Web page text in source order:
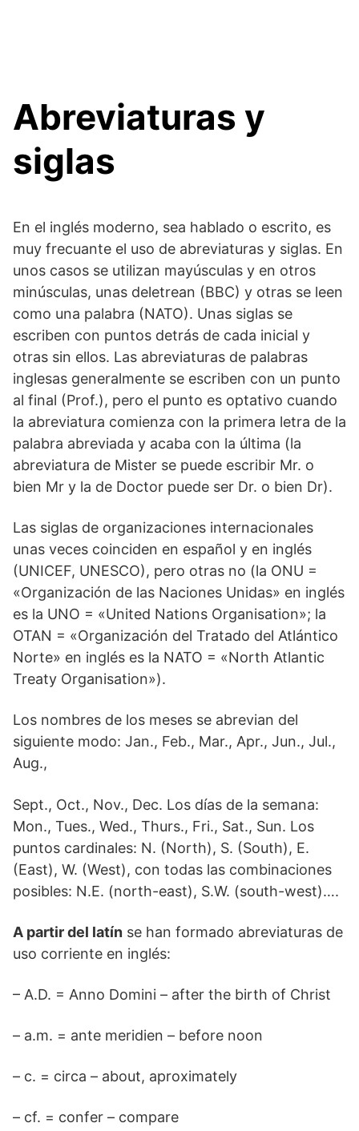
Abreviaturas y
siglas
En el inglés moderno, sea hablado o escrito, es
muy frecuante el uso de abreviaturas y siglas. En
unos casos se utilizan mayúsculas y en otros
minúsculas, unas deletrean (BBC) y otras se leen
como una palabra (NATO). Unas siglas se
escriben con puntos detrás de cada inicial y
otras sin ellos. Las abreviaturas de palabras
inglesas generalmente se escriben con un punto
al final (Prof.), pero el punto es optativo cuando
la abreviatura comienza con la primera letra de la
palabra abreviada y acaba con la última (la
abreviatura de Mister se puede escribir Mr. o
bien Mr y la de Doctor puede ser Dr. o bien Dr).
Las siglas de organizaciones internacionales
unas veces coinciden en español y en inglés
(UNICEF, UNESCO), pero otras no (la ONU =
«Organización de las Naciones Unidas» en inglés
es la UNO = «United Nations Organisation»; la
OTAN = «Organización del Tratado del Atlántico
Norte» en inglés es la NATO = «North Atlantic
Treaty Organisation»).
Los nombres de los meses se abrevian del
siguiente modo: Jan., Feb., Mar., Apr., Jun., Jul.,
Aug.,
Sept., Oct., Nov., Dec. Los días de la semana:
Mon., Tues., Wed., Thurs., Fri., Sat., Sun. Los
puntos cardinales: N. (North), S. (South), E.
(East), W. (West), con todas las combinaciones
posibles: N.E. (north-east), S.W. (south-west)….
A partir del latín se han formado abreviaturas de
uso corriente en inglés:
– A.D. = Anno Domini – after the birth of Christ
– a.m. = ante meridien – before noon
– c. = circa – about, aproximately
– cf. = confer – compare